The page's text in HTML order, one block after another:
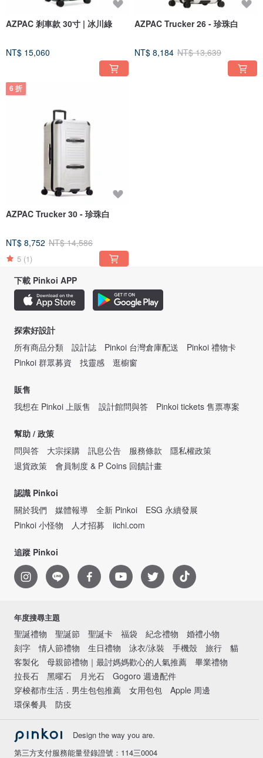
AZPAC 剎車款 30寸 | 冰川綠
NT$ 15,060
AZPAC Trucker 26 - 珍珠白
NT$ 8,184 NT$ 13,639
6 折
AZPAC Trucker 30 - 珍珠白
NT$ 8,752 NT$ 14,586
5 (1)
下載 Pinkoi APP
探索好設計
所有商品分類
設計誌 Pinkoi 台灣倉庫配送
Pinkoi 禮物卡
Pinkoi 群眾募資
找靈感 逛櫥窗
販售
我想在 Pinkoi 上販售
設計館問與答 Pinkoi tickets 售票專案
幫助 / 政策
問與答
大宗採購 訊息公告 服務條款
隱私權政策
退貨政策
會員制度 & P Coins 回饋計畫
認識 Pinkoi
關於我們
媒體報導 全新 Pinkoi
ESG 永續發展
Pinkoi 小怪物
人才招募 iichi.com
追蹤 Pinkoi
年度搜尋主題
聖誕禮物 聖誕節 聖誕卡 福袋 紀念禮物
婚禮小物
刻字
情人節禮物 生日禮物 泳衣/泳裝 手機殼 旅行
貓
客製化
母親節禮物｜最討媽媽歡心的人氣推薦
畢業禮物
拉長石
黑曜石 月光石
Gogoro 週邊配件
穿梭都市生活．男生包包推薦
女用包包
Apple 周邊
環保餐具
防疫
Design the way you are.
第三方支付服務能量登錄證號：114三0004